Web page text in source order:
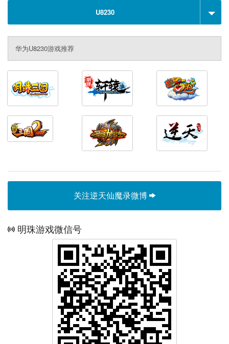
U8230
华为U8230游戏推荐
关注逆天仙魔录微博
明珠游戏微信号